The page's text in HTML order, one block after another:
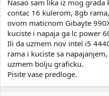
a
Nasao sam lika iz mog
contac 16 kulerom, 8gb
ovom maticnom Gibayte
kuciste i napaja ga lc power
Ili da uzmem nov intel i5
rama i kuciste sa
uzmem bolju graficku.
Pisite vase predloge.